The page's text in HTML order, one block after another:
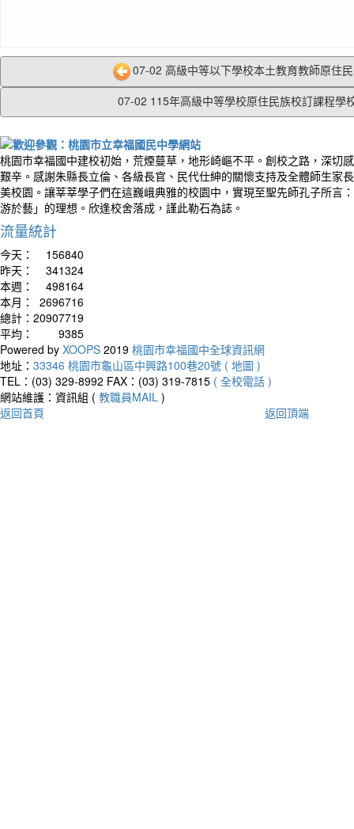
07-02 高級中等以下學校本土教育教師原住
07-02 115年高級中等學校原住民族校訂課程學
桃園市幸福國中建校初始，荒煙蔓草，地形崎嶇不平。創校之路，深切
艱辛。感謝朱縣長立倫、各級長官、民代仕紳的關懷支持及全體師生家
美校園。讓莘莘學子們在這巍峨典雅的校園中，實現至聖先師孔子所言
游於藝」的理想。欣逢校舍落成，謹此勒石為誌。
流量統計
今天：
156840
昨天：
341324
本週：
498164
本月：
2696716
總計： 20907719
平均：
9385
Powered by XOOPS 2019 桃園市幸福國中全球資訊網
地址： 33346 桃園市龜山區中興路100巷20號 ( 地圖 )
TEL：(03) 329-8992 FAX：(03) 319-7815 ( 全校電話 )
網站維護：資訊組 ( 教職員MAIL )
返回首頁
返回頂端